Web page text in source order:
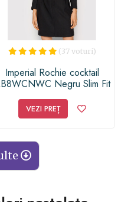
(37 voturi)
Imperial Rochie cocktail
Negru Slim Fit
VEZI PREȚ